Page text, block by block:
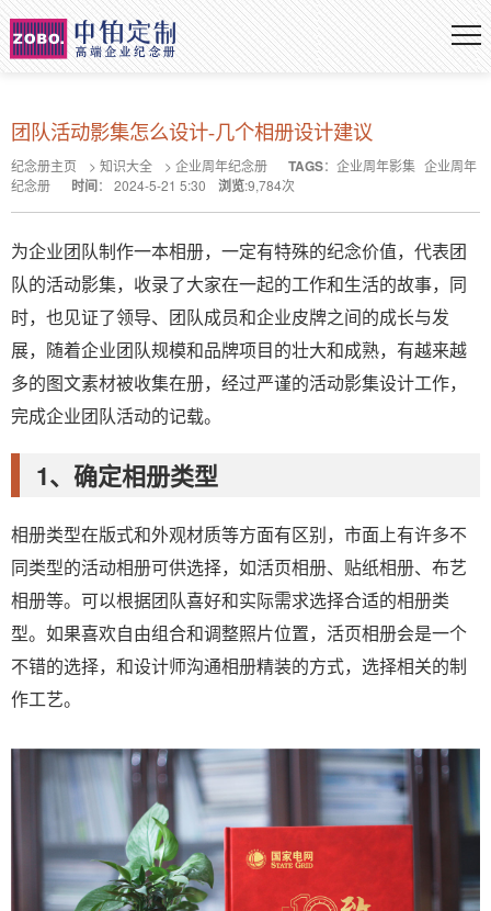
团队活动影集怎么设计-几个相册设计建议
纪念册主页 > 知识大全 > 企业周年纪念册 TAGS： 企业周年影集 企业周年
纪念册
时间： 2024-5-21 5:30 浏览:9,784次
为企业团队制作一本相册，一定有特殊的纪念价值，代表团
队的活动影集，收录了大家在一起的工作和生活的故事，同
时，也见证了领导、团队成员和企业皮牌之间的成长与发
展，随着企业团队规模和品牌项目的壮大和成熟，有越来越
多的图文素材被收集在册，经过严谨的活动影集设计工作，
完成企业团队活动的记载。
1、确定相册类型
相册类型在版式和外观材质等方面有区别，市面上有许多不
同类型的活动相册可供选择，如活页相册、贴纸相册、布艺
相册等。可以根据团队喜好和实际需求选择合适的相册类
型。如果喜欢自由组合和调整照片位置，活页相册会是一个
不错的选择，和设计师沟通相册精装的方式，选择相关的制
作工艺。